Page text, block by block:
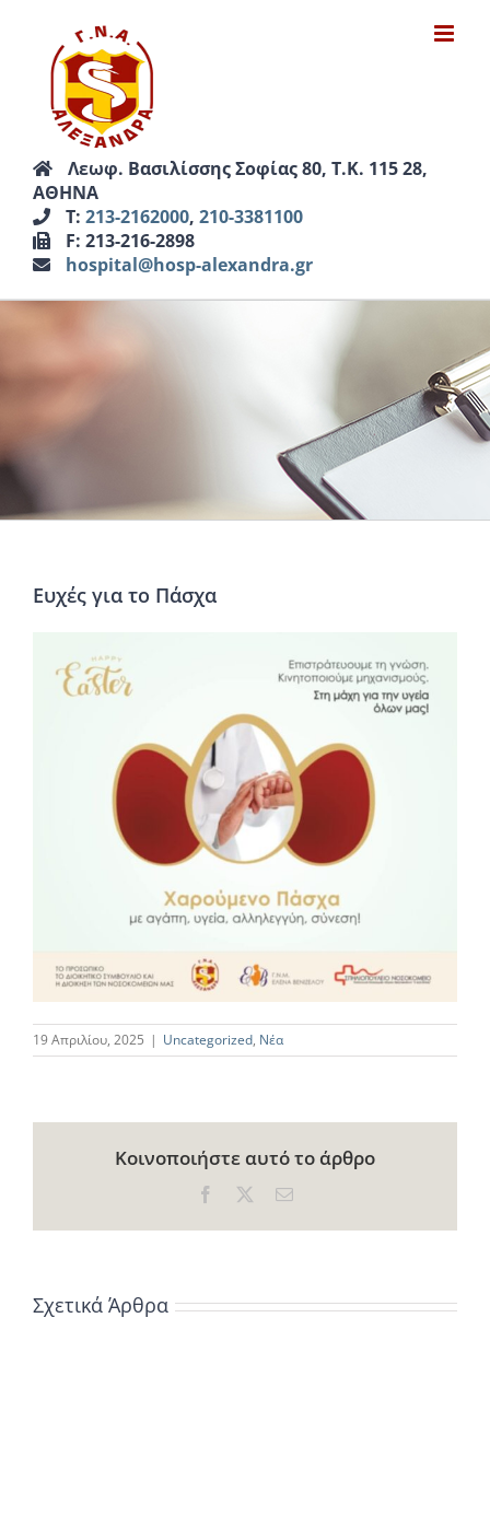
περιεχόμενο
Λεωφ. Βασιλίσσης Σοφίας 80, Τ.Κ. 115 28,
ΑΘΗΝΑ
Τ: 213-2162000, 210-3381100
F: 213-216-2898
hospital@hosp-alexandra.gr
Ευχές για το Πάσχα
19 Απριλίου, 2025 | Uncategorized, Νέα
Κοινοποιήστε αυτό το άρθρο
Facebook Email
Σχετικά Άρθρα